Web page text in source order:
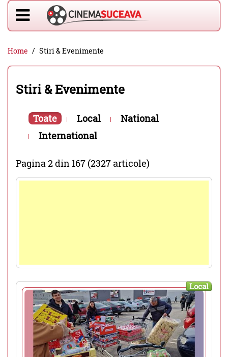
Home Stiri & Evenimente
Stiri & Evenimente
Toate Local
National
International
Pagina 2 din 167 (2327 articole)
Local